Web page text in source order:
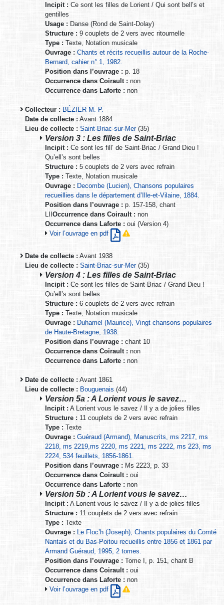
Incipit : Ce sont les filles de Lorient / Qui sont bell’s et
gentilles
Usage : Danse (Rond de Saint-Dolay)
Structure : 9 couplets de 2 vers avec ritournelle
Type : Texte, Notation musicale
Ouvrage : Chants et récits recueillis autour de la Roche-
Bernard, cahier n° 1, 1982.
Position dans l’ouvrage : p. 18
Occurrence dans Coirault : non
Occurrence dans Laforte : non
Collecteur : BÉZIER M. P.
Date de collecte : Avant 1884
Lieu de collecte : Saint-Briac-sur-Mer(35)
Version 3 : Les filles de Saint-Briac
Incipit : Ce sont les fill’ de Saint-Briac / Grand Dieu !
Qu’ell’s sont belles
Structure : 5 couplets de 2 vers avec refrain
Type : Texte, Notation musicale
Ouvrage : Decombe (Lucien), Chansons populaires
recueillies dans le département d’Ille-et-Vilaine, 1884.
Position dans l’ouvrage : p. 157-158, chant
LII Occurrence dans Coirault : non
Occurrence dans Laforte : oui (Version 4)
Voir l’ouvrage en pdf
Date de collecte : Avant 1938
Lieu de collecte : Saint-Briac-sur-Mer(35)
Version 4 : Les filles de Saint-Briac
Incipit : Ce sont les filles de Saint-Briac / Grand Dieu !
Qu’ell’s sont belles
Structure : 6 couplets de 2 vers avec refrain
Type : Texte, Notation musicale
Ouvrage : Duhamel (Maurice), Vingt chansons populaires
de Haute-Bretagne, 1938.
Position dans l’ouvrage : chant 10
Occurrence dans Coirault : non
Occurrence dans Laforte : non
Date de collecte : Avant 1861
Lieu de collecte : Bouguenais (44)
Version 5a : A Lorient vous le savez…
Incipit : A Lorient vous le savez / Il y a de jolies filles
Structure : 11 couplets de 2 vers avec refrain
Type : Texte
Ouvrage : Guéraud (Armand), Manuscrits, ms 2217, ms
2218, ms 2219,ms 2220, ms 2221, ms 2222, ms 223, ms
2224, 534 feuillets, 1856-1861.
Position dans l’ouvrage : Ms 2223, p. 33
Occurrence dans Coirault : oui
Occurrence dans Laforte : non
Version 5b : A Lorient vous le savez…
Incipit : A Lorient vous le savez / Il y a de jolies filles
Structure : 11 couplets de 2 vers avec refrain
Type : Texte
Ouvrage : Le Floc’h (Joseph), Chants populaires du Comté
Nantais et du Bas-Poitou recueillis entre 1856 et 1861 par
Armand Guéraud, 1995, 2 tomes.
Position dans l’ouvrage : Tome I, p. 151, chant B
Occurrence dans Coirault : oui
Occurrence dans Laforte : non
Voir l’ouvrage en pdf